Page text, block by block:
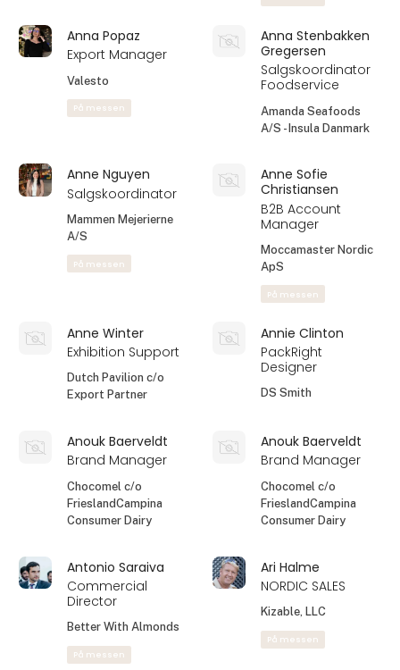
Anita Dietz
Lykkegaard
Food category
manager
Kryta A/S
Anita Dietz
Lykkegaard
Kok og udvikler
På messen
Personlig Assistent
Mette Ravn Vanilje
På messen
Kommerciel
ansvarlig
Just Vanilla
På messen
Valesto
På messen
Anna Stenbakken
Gregersen
Foodservice
Amanda Seafoods
A/S - Insula Danmark
Salgskoordinator
Mammen Mejerierne
A/S
På messen
Christiansen
B2B Account
Moccamaster Nordic
ApS
Anne Winter
Exhibition Support
Dutch Pavilion c/o
Export Partner
Annie Clinton
PackRight
Designer
DS Smith